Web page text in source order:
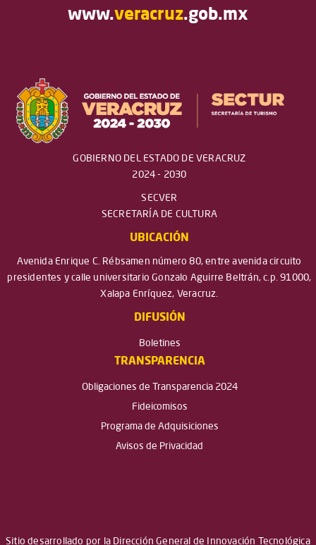
www.veracruz.gob.mx
GOBIERNO DEL ESTADO DE VERACRUZ
2024 - 2030
SECVER
SECRETARÍA DE CULTURA
UBICACIÓN
Avenida Enrique C. Rébsamen número 80, entre avenida circuito
presidentes y calle universitario Gonzalo Aguirre Beltrán, c.p. 91000,
Xalapa Enríquez, Veracruz.
DIFUSIÓN
Boletines
TRANSPARENCIA
Obligaciones de Transparencia 2024
Fideicomisos
Programa de Adquisiciones
Avisos de Privacidad
Sitio desarrollado por la Dirección General de Innovación Tecnológica